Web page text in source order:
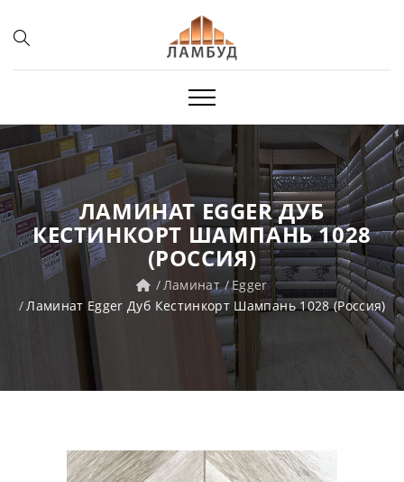
ЛАМИНАТ EGGER ДУБ
КЕСТИНКОРТ ШАМПАНЬ 1028
(РОССИЯ)
Ламинат
Egger
Ламинат Egger Дуб Кестинкорт Шампань 1028 (Россия)